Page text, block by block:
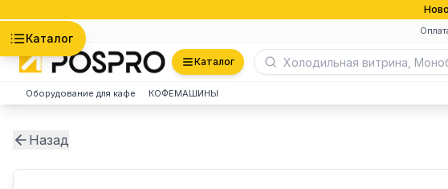
Каталог
Каталог
Оборудование для кафе КОФЕМАШИНЫ
Назад